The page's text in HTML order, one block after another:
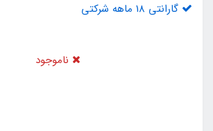
گارانتی 18 ماهه شرکتی
ناموجود